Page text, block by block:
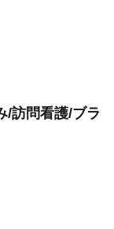
/訪問看護/ブラ